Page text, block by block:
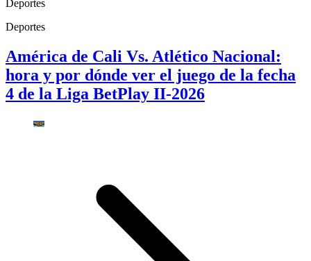
Deportes
Deportes
América de Cali Vs. Atlético Nacional:
hora y por dónde ver el juego de la fecha
4 de la Liga BetPlay II-2026